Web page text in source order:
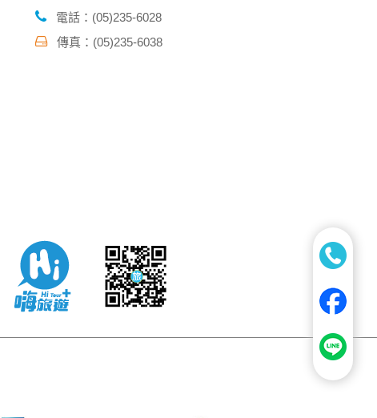
電話：(05)235-6028
傳真：(05)235-6038